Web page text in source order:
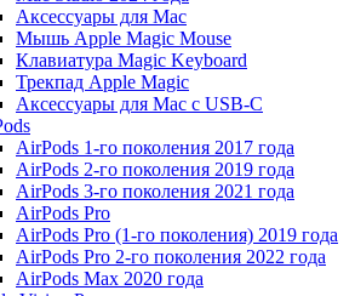
Аксессуары для Mac
Мышь Apple Magic Mouse
Клавиатура Magic Keyboard
Трекпад Apple Magic
Аксессуары для Mac с USB-C
AirPods 1-го поколения 2017 года
AirPods 2-го поколения 2019 года
AirPods 3-го поколения 2021 года
AirPods Pro
AirPods Pro (1-го поколения) 2019 года
AirPods Pro 2-го поколения 2022 года
AirPods Max 2020 года